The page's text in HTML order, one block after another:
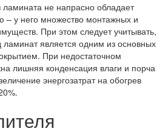
не напрасно обладает
– у него множество монтажных и
При этом следует учитывать,
ламинат является одним из основных
При недостаточном
лишняя конденсация влаги и порча
энергозатрат на обогрев